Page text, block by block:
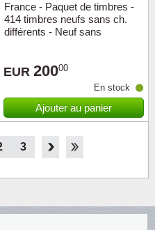
France - Paquet de timbres -
414 timbres neufs sans ch.
différents - Neuf sans
EUR 20000
En stock
Ajouter au panier
3 4 5